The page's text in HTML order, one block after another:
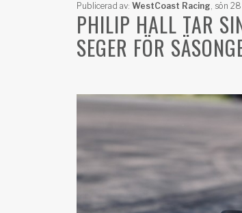
Publicerad av: WestCoast Racing, sön
PHILIP HALL TAR
SEGER FÖR